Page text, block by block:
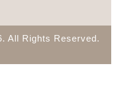
All Rights Reserved.